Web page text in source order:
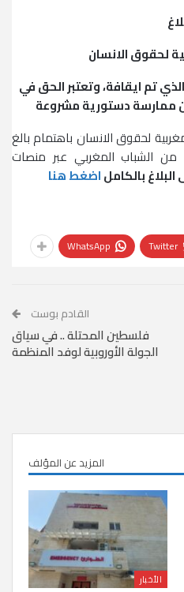
لحقوق الانسان
تم ايقافة، وتعتبر الحق في
ممارسة دستورية مشروعة
لحقوق الانسان باهتمام بالغ
الشباب المغربي عبر منصات
البلاغ بالكاملاضغط هنا
Twitter
WhatsApp
القادم بوست
فلسطين المحتلة .. في سياق
الجولة الأوروبية لوفد المنظمة
المزيد عن المؤلف
الأخبار